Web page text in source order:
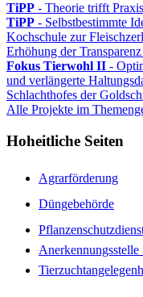
TiPP - Theorie trifft
TiPP - Selbstbestimmte
Kochschule zur
Erhöhung der
Fokus Tierwohl II -
und verlängerte
Schlachthofes der
Alle Projekte im
Hoheitliche Seiten
Agrarförderung
Düngebehörde